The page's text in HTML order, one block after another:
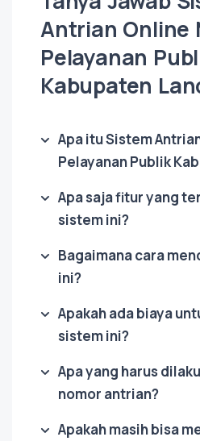
Antrian Online
Pelayanan
Kabupaten
Apa itu Sistem
Pelayanan Publik
Apa saja fitur yang
sistem ini?
Bagaimana cara
ini?
Apakah ada biaya
sistem ini?
Apa yang harus
nomor antrian?
Apakah masih bisa